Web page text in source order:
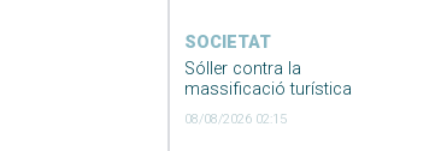
SOCIETAT
Sóller contra la
massificació turística
08/08/2026 02:15